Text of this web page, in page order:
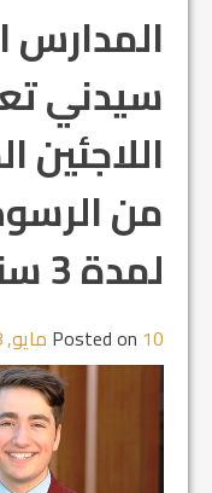
المدارس
سيدني
اللاجئين
من
لمدة 3 سنوات
Posted on 10 مايو, 2018